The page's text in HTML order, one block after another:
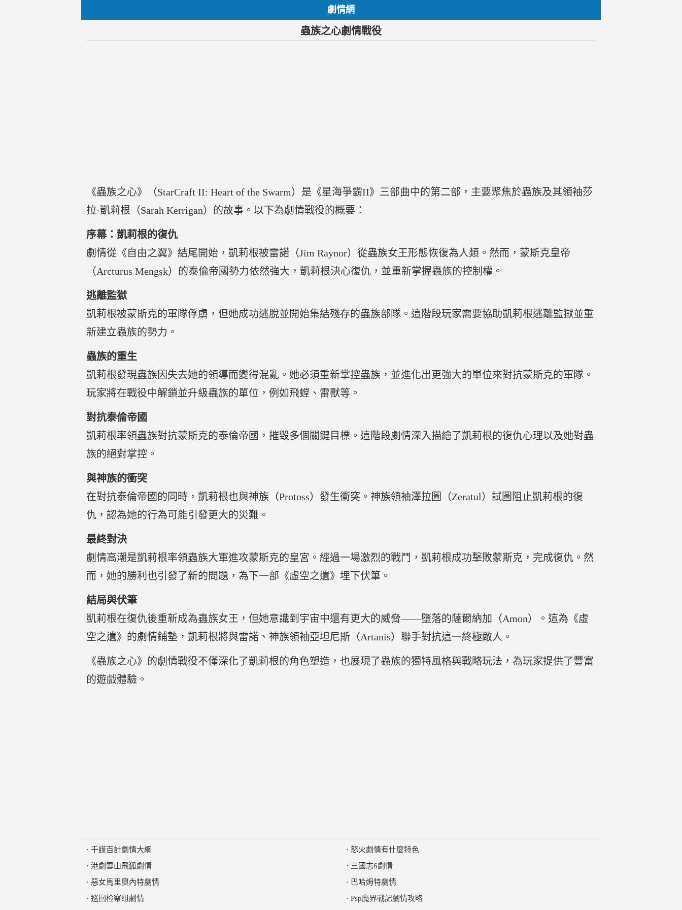
劇情網
蟲族之心劇情戰役
《蟲族之心》（StarCraft II: Heart of the Swarm）是《星海爭霸II》三部曲中的第二部，主要聚焦於蟲族及其領袖莎
拉·凱莉根（Sarah Kerrigan）的故事。以下為劇情戰役的概要：
序幕：凱莉根的復仇
劇情從《自由之翼》結尾開始，凱莉根被雷諾（Jim Raynor）從蟲族女王形態恢復為人類。然而，蒙斯克皇帝
（Arcturus Mengsk）的泰倫帝國勢力依然強大，凱莉根決心復仇，並重新掌握蟲族的控制權。
逃離監獄
凱莉根被蒙斯克的軍隊俘虜，但她成功逃脫並開始集結殘存的蟲族部隊。這階段玩家需要協助凱莉根逃離監獄並重
新建立蟲族的勢力。
蟲族的重生
凱莉根發現蟲族因失去她的領導而變得混亂。她必須重新掌控蟲族，並進化出更強大的單位來對抗蒙斯克的軍隊。
玩家將在戰役中解鎖並升級蟲族的單位，例如飛螳、雷獸等。
對抗泰倫帝國
凱莉根率領蟲族對抗蒙斯克的泰倫帝國，摧毀多個關鍵目標。這階段劇情深入描繪了凱莉根的復仇心理以及她對蟲
族的絕對掌控。
與神族的衝突
在對抗泰倫帝國的同時，凱莉根也與神族（Protoss）發生衝突。神族領袖澤拉圖（Zeratul）試圖阻止凱莉根的復
仇，認為她的行為可能引發更大的災難。
最終對決
劇情高潮是凱莉根率領蟲族大軍進攻蒙斯克的皇宮。經過一場激烈的戰鬥，凱莉根成功擊敗蒙斯克，完成復仇。然
而，她的勝利也引發了新的問題，為下一部《虛空之遺》埋下伏筆。
結局與伏筆
凱莉根在復仇後重新成為蟲族女王，但她意識到宇宙中還有更大的威脅——墮落的薩爾納加（Amon）。這為《虛
空之遺》的劇情鋪墊，凱莉根將與雷諾、神族領袖亞坦尼斯（Artanis）聯手對抗這一終極敵人。
《蟲族之心》的劇情戰役不僅深化了凱莉根的角色塑造，也展現了蟲族的獨特風格與戰略玩法，為玩家提供了豐富
的遊戲體驗。
· 千謊百計劇情大綱
· 港劇雪山飛狐劇情
· 惡女馬里奧內特劇情
· 巡回检察组劇情
· 怒火劇情有什麼特色
· 三國志6劇情
· 巴哈姆特劇情
· Psp魔界戰記劇情攻略